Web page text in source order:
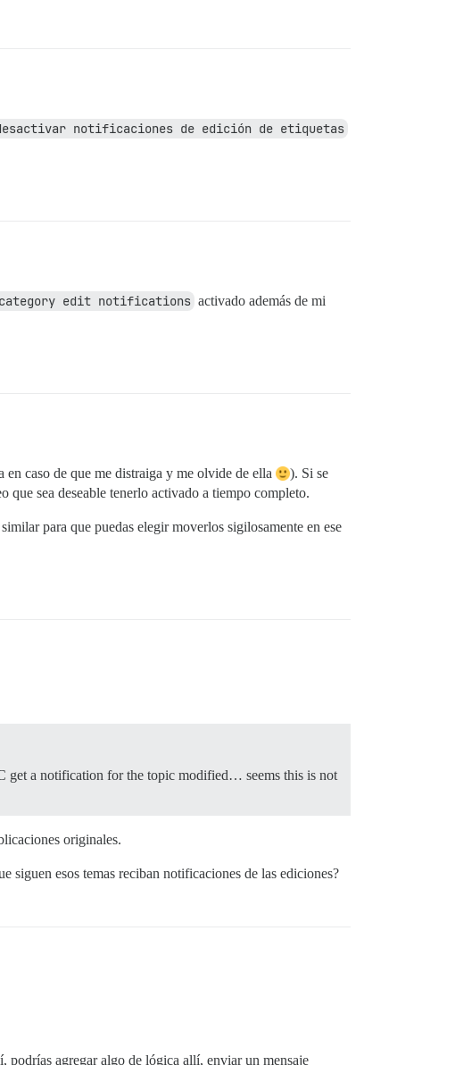
notificaciones de edición de etiquetas
edit notifications activado además de mi
caso de que me distraiga y me olvide de ella
). Si se
sea deseable tenerlo activado a tiempo completo.
para que puedas elegir moverlos sigilosamente en ese
get a notification for the topic modified… seems this is not
originales.
siguen esos temas reciban notificaciones de las ediciones?
podrías agregar algo de lógica allí, enviar un mensaje